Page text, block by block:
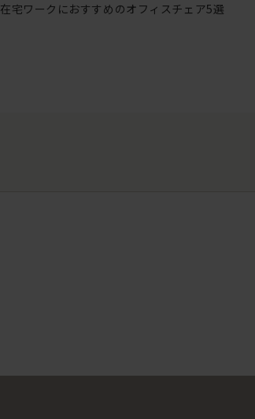
在宅ワークにおすすめのオフィスチェア5選